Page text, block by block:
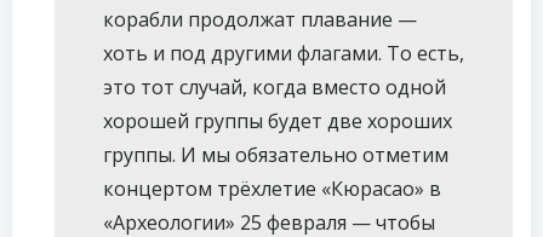
корабли продолжат плавание —
хоть и под другими флагами. То есть,
это тот случай, когда вместо одной
хорошей группы будет две хороших
группы. И мы обязательно отметим
концертом трёхлетие «Кюрасао» в
«Археологии» 25 февраля — чтобы